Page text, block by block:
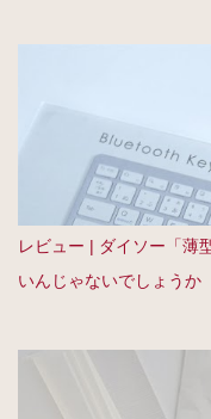
レビュー | ダイソー「薄
いんじゃないでしょうか